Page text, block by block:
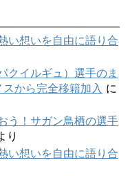
い想いを自由に語り合
クイルギュ）選手のま
から完全移籍加入 に
う！サガン鳥栖の選手
り
い想いを自由に語り合